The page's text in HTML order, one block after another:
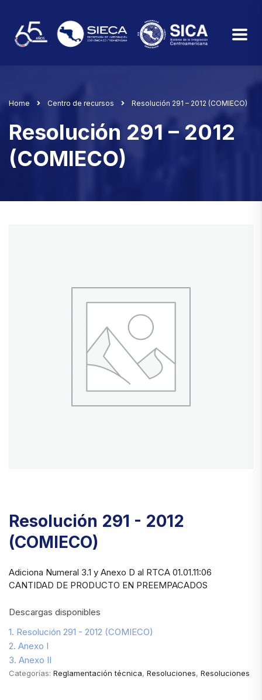
Home Centro de recursos Resolución 291 – 2012 (COMIECO)
Resolución 291 – 2012
(COMIECO)
Resolución 291 - 2012
(COMIECO)
Adiciona Numeral 3.1 y Anexo D al RTCA 01.01.11:06
CANTIDAD DE PRODUCTO EN PREEMPACADOS
Descargas disponibles
1. Resolución 291 - 2012 (COMIECO)
2. Anexo I
3. Anexo II
Categorías: Reglamentación técnica, Resoluciones, Resoluciones